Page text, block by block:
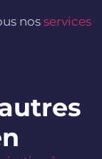
nos services